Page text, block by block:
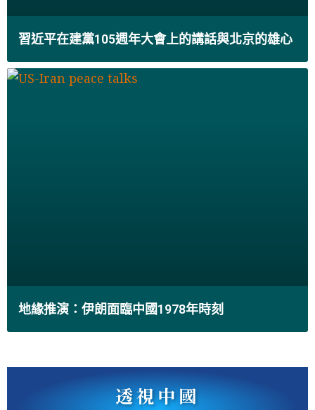
習近平在建黨105週年大會上的講話與北京的雄心
地緣推演：伊朗面臨中國1978年時刻
透視中國